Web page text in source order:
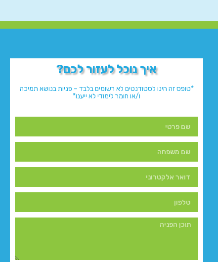
איך נוכל לעזור לכם?
*טופס זה הינו לסטודנטים לא רשומים בלבד – פניות בנושא תמיכה
ו/או חומר לימודי לא ייענו*